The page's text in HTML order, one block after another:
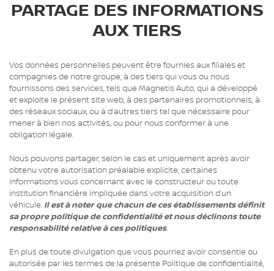
PARTAGE DES INFORMATIONS
AUX TIERS
Vos données personnelles peuvent être fournies aux filiales et
compagnies de notre groupe, à des tiers qui vous ou nous
fournissons des services, tels que Magnetis Auto, qui a développé
et exploite le présent site web, à des partenaires promotionnels, à
des réseaux sociaux, ou à d’autres tiers tel que nécessaire pour
mener à bien nos activités, ou pour nous conformer à une
obligation légale.
Nous pouvons partager, selon le cas et uniquement après avoir
obtenu votre autorisation préalable explicite, certaines
informations vous concernant avec le constructeur ou toute
institution financière impliquée dans votre acquisition d’un
véhicule. Il est à noter que chacun de ces établissements définit
sa propre politique de confidentialité et nous déclinons toute
responsabilité relative à ces politiques.
En plus de toute divulgation que vous pourriez avoir consentie ou
autorisée par les termes de la présente Politique de confidentialité,